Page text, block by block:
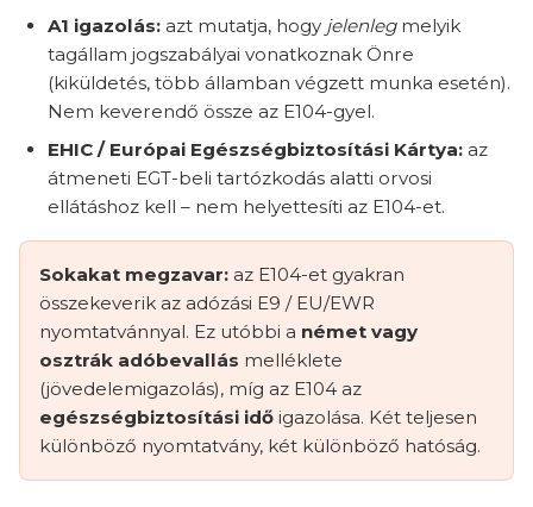
A1 igazolás: azt mutatja, hogy jelenlegmelyik
tagállam jogszabályai vonatkoznak Önre
(kiküldetés, több államban végzett munka esetén).
Nem keverendő össze az E104-gyel.
EHIC / Európai Egészségbiztosítási Kártya: az
átmeneti EGT-beli tartózkodás alatti orvosi
ellátáshoz kell – nem helyettesíti az E104-et.
Sokakat megzavar: az E104-et gyakran
összekeverik az adózási E9 / EU/EWR
nyomtatvánnyal. Ez utóbbi a német vagy
osztrák adóbevallás melléklete
(jövedelemigazolás), míg az E104 az
egészségbiztosítási idő igazolása. Két teljesen
különböző nyomtatvány, két különböző hatóság.